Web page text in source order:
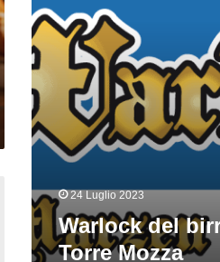
24 Luglio 2023
Warlock del
Torre Mozza